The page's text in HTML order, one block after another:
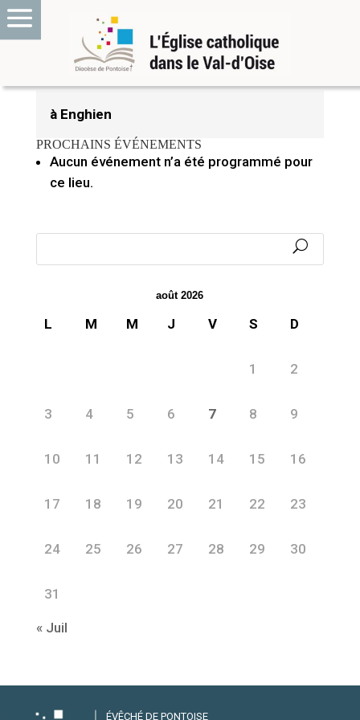
27 avril 2021
à Enghien
PROCHAINS ÉVÉNEMENTS
Aucun événement n’a été programmé pour
ce lieu.
août 2026
L M M J V S D
1 2
3 4 5 6 7 8 9
10 11 12 13 14 15 16
17 18 19 20 21 22 23
24 25 26 27 28 29 30
31
« Juil
ÉVÊCHÉ DE PONTOISE